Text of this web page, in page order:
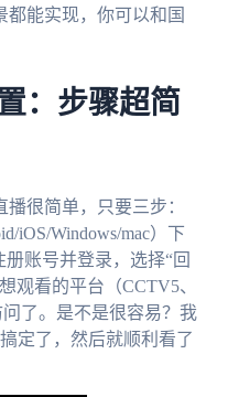
都能实现，你可以和国
：步骤超简
很简单，只要三步：
iOS/Windows/mac）下
账号并登录，选择“回
观看的平台（CCTV5、
了。是不是很容易？我
定了，然后就顺利看了